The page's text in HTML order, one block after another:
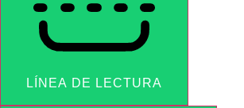
LÍNEA DE LECTURA